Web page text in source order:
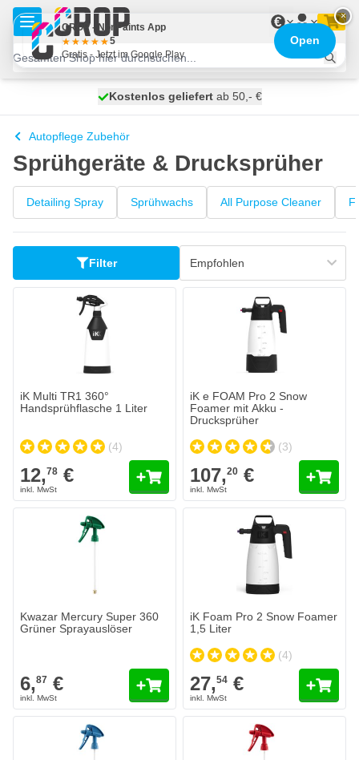
Zum Inhalt springen
€
morgen versendet
Kostenlos geliefertab 50,- €
100 Tage
Autopflege Zubehör
Sprühgeräte & Drucksprüher
Detailing Spray Sprühwachs All Purpose Cleaner
Filter
iK Multi TR1 360°
Handsprühflasche 1 Liter
(4)
12,78 €
iK e FOAM Pro 2 Snow
Foamer mit Akku -
Drucksprüher
(3)
107,20 €
Kwazar Mercury Super 360
Grüner Sprayauslöser
6,87 €
iK Foam Pro 2 Snow Foamer
1,5 Liter
(4)
27,54 €
×
CROP - NonPaints App
5
Gratis - Jetzt im Google Play
Open